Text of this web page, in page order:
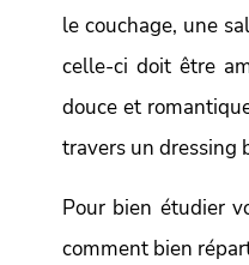
le couchage, une
celle-ci doit être
douce et
travers un dressing
Pour bien étudier
comment bien